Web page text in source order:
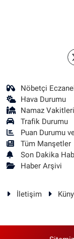
Nöbetçi
Hava Durumu
Namaz Vakitleri
Trafik Durumu
Puan Durumu
Tüm Manşetler
Son Dakika
Haber Arşivi
İletişim